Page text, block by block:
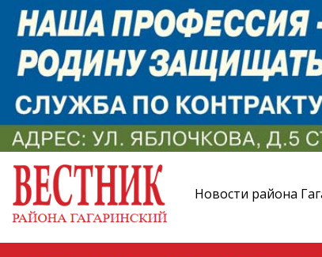
Новости района